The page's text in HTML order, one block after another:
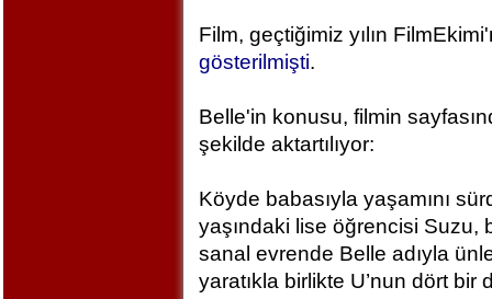
Film, geçtiğimiz yılın
gösterilmişti.
Belle'in konusu, filmin
şekilde aktartılıyor:
Köyde babasıyla yaşamını
yaşındaki lise öğrencisi Suzu,
sanal evrende Belle adıyla
yaratıkla birlikte U’nun dört